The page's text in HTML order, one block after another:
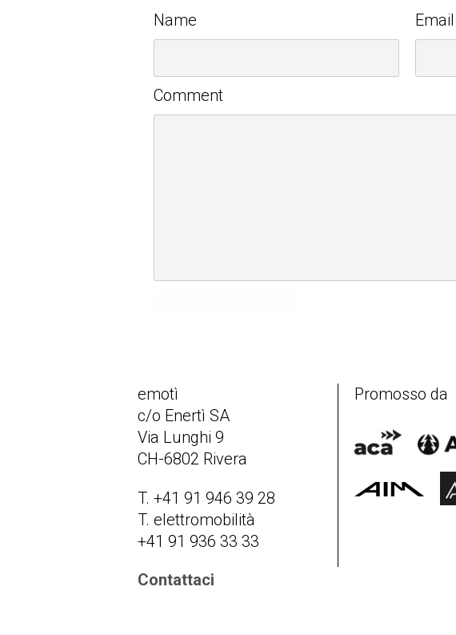
Name Email
Comment
emotì
c/o Enertì SA
Via Lunghi 9
CH-6802 Rivera
T. +41 91 946 39 28
T. elettromobilità
+41 91 936 33 33
Contattaci
Promosso da